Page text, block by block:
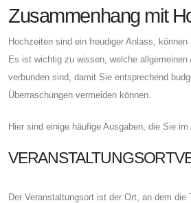
Zusammenhang mit
Hochzeiten sind ein freudiger Anlass, können
Es ist wichtig zu wissen, welche
verbunden sind, damit Sie entsprechend
Überraschungen vermeiden können.
Hier sind einige häufige Ausgaben, die Sie
Der Veranstaltungsort ist der Ort, an dem die